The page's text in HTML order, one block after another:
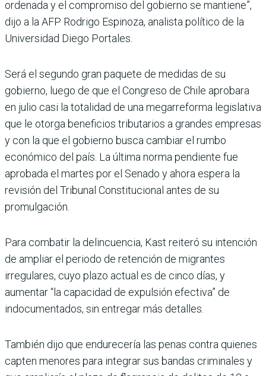
ordenada y el compromiso del gobierno se mantiene”,
dijo a la AFP Rodrigo Espinoza, analista político de la
Universidad Diego Portales.
Será el segundo gran paquete de medidas de su
gobierno, luego de que el Congreso de Chile aprobara
en julio casi la totalidad de una megarreforma legislativa
que le otorga beneficios tributarios a grandes empresas
y con la que el gobierno busca cambiar el rumbo
económico del país. La última norma pendiente fue
aprobada el martes por el Senado y ahora espera la
revisión del Tribunal Constitucional antes de su
promulgación.
Para combatir la delincuencia, Kast reiteró su intención
de ampliar el periodo de retención de migrantes
irregulares, cuyo plazo actual es de cinco días, y
aumentar “la capacidad de expulsión efectiva” de
indocumentados, sin entregar más detalles.
También dijo que endurecería las penas contra quienes
capten menores para integrar sus bandas criminales y